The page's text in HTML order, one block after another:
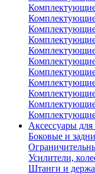
Аксессуары для
Боковые и
Усилители,
Штанги и